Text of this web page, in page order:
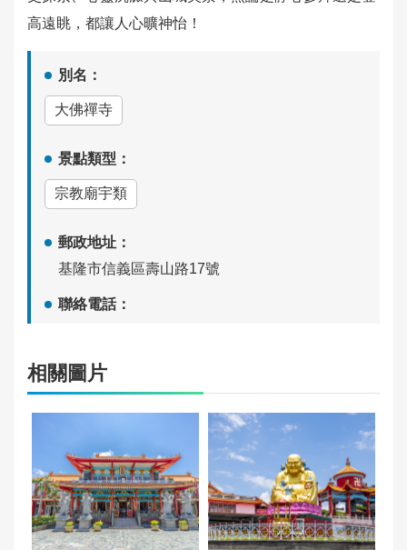
放
政
府
資
訊
高遠眺，都讓人心曠神怡！
別名：
大佛禪寺
景點類型：
宗教廟宇類
郵政地址：
基隆市信義區壽山路17號
聯絡電話：
營運時間：
05:00~18:00
交通資訊：
1.搭乘基隆市公車 107、202、203、204 號於
「衛生福利部基隆醫院」下車,由中正公園牌樓
循階梯而上,或沿著壽山路步行即可抵達。
2.搭乘 T99 濱海奇基線於「中正公園站」下車。
相關圖片